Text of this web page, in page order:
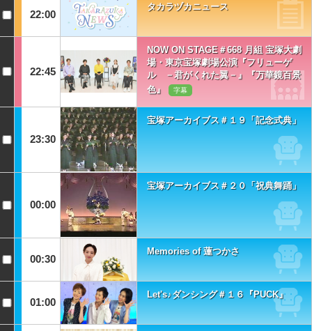
22:00
タカラヅカニュース
22:45
NOW ON STAGE＃668 月組 宝塚大劇
場・東京宝塚劇場公演『フリューゲ
ル －君がくれた翼－』『万華鏡百景
色』
字幕
23:30
宝塚アーカイブス＃１９「記念式典」
00:00
宝塚アーカイブス＃２０「祝典舞踊」
00:30
Memories of 蓮つかさ
01:00
Let's♪ダンシング＃１６『PUCK』